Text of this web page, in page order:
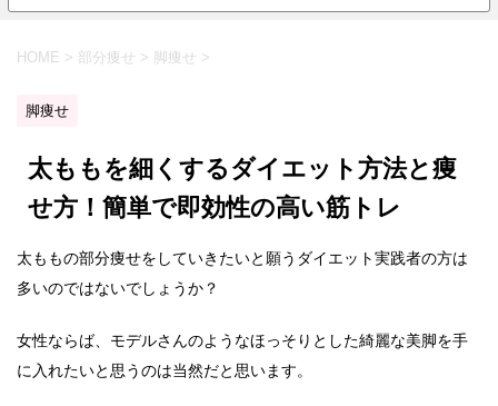
HOME > 部分痩せ > 脚痩せ >
脚痩せ
太ももを細くするダイエット方法と痩
せ方！簡単で即効性の高い筋トレ
太ももの部分痩せをしていきたいと願うダイエット実践者の方は
多いのではないでしょうか？
女性ならば、モデルさんのようなほっそりとした綺麗な美脚を手
に入れたいと思うのは当然だと思います。